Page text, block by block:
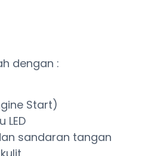
dengan :
Start)
sandaran tangan